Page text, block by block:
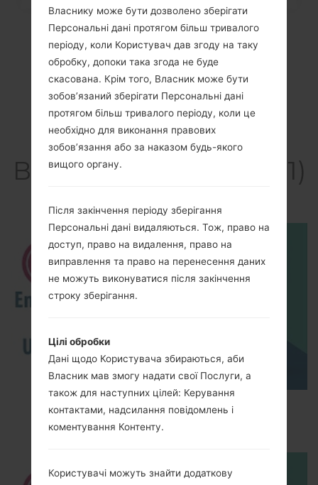
Відео LGH961(LGH961)
How to Enable Developer Options & USB
Debugging on LG ?
Власнику може бути дозволено зберігати
Персональні дані протягом більш тривалого
періоду, коли Користувач дав згоду на таку
обробку, допоки така згода не буде
скасована. Крім того, Власник може бути
зобов’язаний зберігати Персональні дані
протягом більш тривалого періоду, коли це
необхідно для виконання правових
зобов’язання або за наказом будь-якого
вищого органу.
Після закінчення періоду зберігання
Персональні дані видаляються. Тож, право на
доступ, право на видалення, право на
виправлення та право на перенесення даних
не можуть виконуватися після закінчення
строку зберігання.
Цілі обробки
Дані щодо Користувача збираються, аби
Власник мав змогу надати свої Послуги, а
також для наступних цілей: Керування
контактами, надсилання повідомлень і
коментування Контенту.
Користувачі можуть знайти додаткову